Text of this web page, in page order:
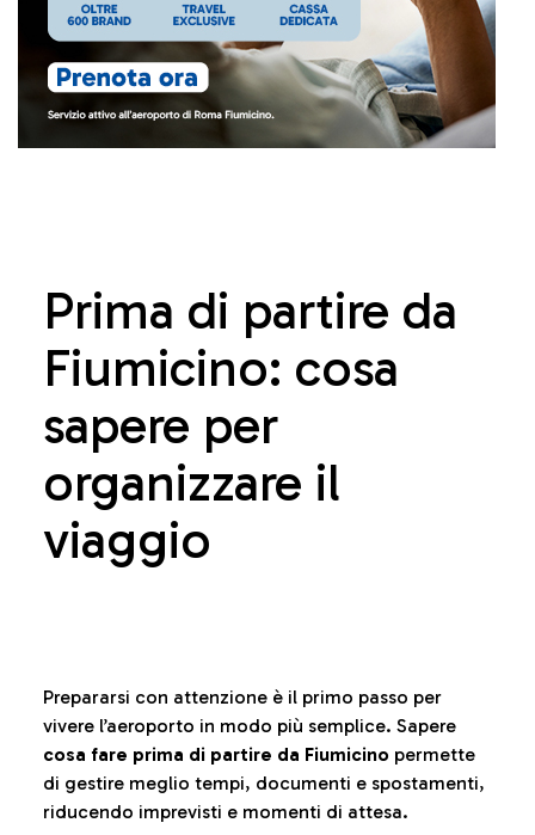
Prima di partire da
Fiumicino: cosa
sapere per
organizzare il
viaggio
Prepararsi con attenzione è il primo passo per
vivere l’aeroporto in modo più semplice. Sapere
cosa fare prima di partire da Fiumicino permette
di gestire meglio tempi, documenti e spostamenti,
riducendo imprevisti e momenti di attesa.